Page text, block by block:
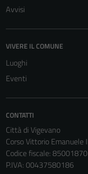
Avvisi
VIVERE IL COMUNE
Luoghi
Eventi
CONTATTI
Città di Vigevano
Corso Vittorio Emanuele
Codice fiscale:
P.IVA: 00437580186